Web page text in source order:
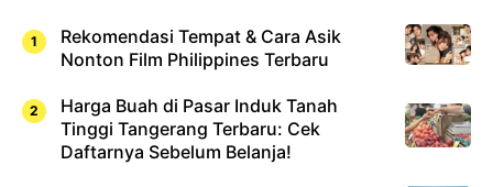
Rekomendasi Tempat & Cara Asik
Nonton Film Philippines Terbaru
Harga Buah di Pasar Induk Tanah
Tinggi Tangerang Terbaru: Cek
Daftarnya Sebelum Belanja!